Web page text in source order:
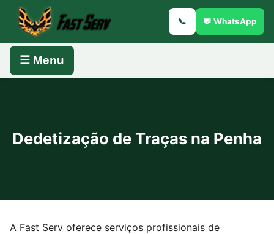
📞 💬 WhatsApp
☰ Menu
Dedetização de Traças na Penha
A Fast Serv oferece serviços profissionais de